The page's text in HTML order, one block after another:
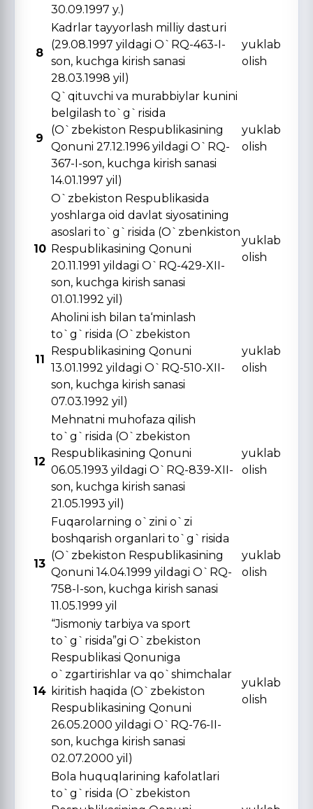
30.09.1997 y.)
8
Kadrlar tayyorlash milliy dasturi
(29.08.1997 yildagi O`RQ-463-I-
son, kuchga kirish sanasi
28.03.1998 yil)
yuklab
olish
9
Q`qituvchi va murabbiylar kunini
belgilash to`g`risida
(O`zbekiston Respublikasining
Qonuni 27.12.1996 yildagi O`RQ-
367-I-son, kuchga kirish sanasi
14.01.1997 yil)
yuklab
olish
10
O`zbekiston Respublikasida
yoshlarga oid davlat siyosatining
asoslari to`g`risida (O`zbenkiston
Respublikasining Qonuni
20.11.1991 yildagi O`RQ-429-XII-
son, kuchga kirish sanasi
01.01.1992 yil)
yuklab
olish
11
Aholini ish bilan ta‘minlash
to`g`risida (O`zbekiston
Respublikasining Qonuni
13.01.1992 yildagi O`RQ-510-XII-
son, kuchga kirish sanasi
07.03.1992 yil)
yuklab
olish
12
Mehnatni muhofaza qilish
to`g`risida (O`zbekiston
Respublikasining Qonuni
06.05.1993 yildagi O`RQ-839-XII-
son, kuchga kirish sanasi
21.05.1993 yil)
yuklab
olish
13
Fuqarolarning o`zini o`zi
boshqarish organlari to`g`risida
(O`zbekiston Respublikasining
Qonuni 14.04.1999 yildagi O`RQ-
758-I-son, kuchga kirish sanasi
11.05.1999 yil
yuklab
olish
14
“Jismoniy tarbiya va sport
to`g`risida”gi O`zbekiston
Respublikasi Qonuniga
o`zgartirishlar va qo`shimchalar
kiritish haqida (O`zbekiston
Respublikasining Qonuni
26.05.2000 yildagi O`RQ-76-II-
son, kuchga kirish sanasi
02.07.2000 yil)
yuklab
olish
Bola huquqlarining kafolatlari
to`g`risida (O`zbekiston